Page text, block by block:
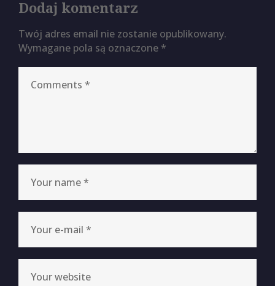
Dodaj komentarz
Twój adres email nie zostanie opublikowany.
Wymagane pola są oznaczone *